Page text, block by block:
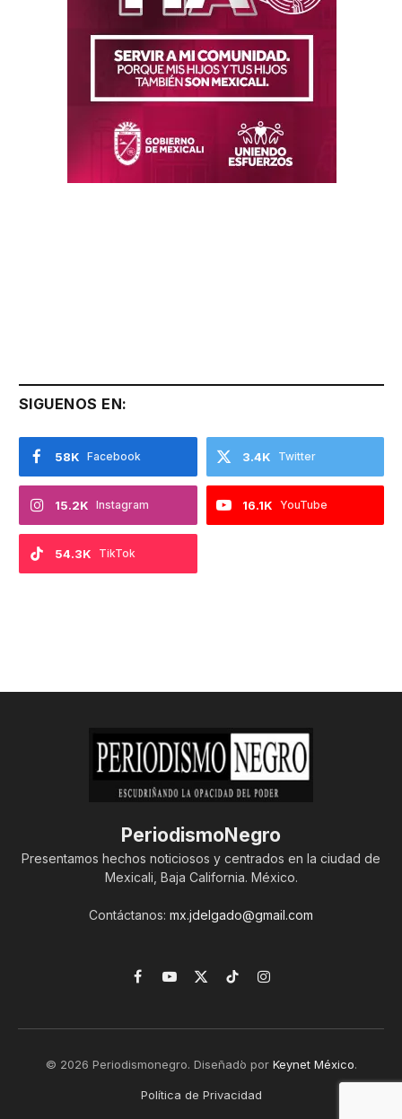
SIGUENOS EN:
Facebook
58K Twitter
3.4K
Instagram
15.2K YouTube
16.1K
TikTok
54.3K
PeriodismoNegro
Presentamos hechos noticiosos y centrados en la ciudad de
Mexicali, Baja California. México.
Contáctanos: mx.jdelgado@gmail.com
Facebook
YouTube
X
TikTokInstagram
© 2026 Periodismonegro. Diseñado por Keynet México.
Política de Privacidad